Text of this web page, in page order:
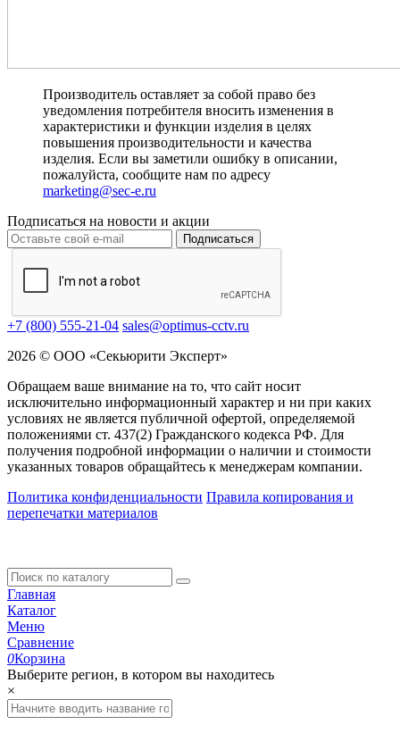
Производитель оставляет за собой право без
уведомления потребителя вносить изменения в
характеристики и функции изделия в целях
повышения производительности и качества
изделия. Если вы заметили ошибку в описании,
пожалуйста, сообщите нам по адресу
marketing@sec-e.ru
Подписаться на новости и акции
Подписаться
+7 (800) 555-21-04 sales@optimus-cctv.ru
2026 © ООО «Секьюрити Эксперт»
Обращаем ваше внимание на то, что сайт носит
исключительно информационный характер и ни при каких
условиях не является публичной офертой, определяемой
положениями ст. 437(2) Гражданского кодекса РФ. Для
получения подробной информации о наличии и стоимости
указанных товаров обращайтесь к менеджерам компании.
Политика конфиденциальности Правила копирования и
перепечатки материалов
Главная
Каталог
Меню
Сравнение
0Корзина
Выберите регион, в котором вы находитесь
×